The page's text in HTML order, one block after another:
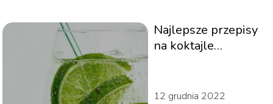
Najlepsze przepisy
na koktajle
12 grudnia 2022